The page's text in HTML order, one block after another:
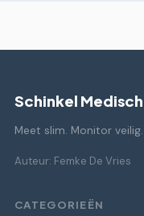
Schinkel
Meet slim. Monitor veilig.
Auteur: Femke De Vries
CATEGORIEËN